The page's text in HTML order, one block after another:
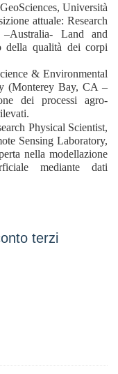
Università
attuale: Research
Land and
della qualità dei corpi
& Environmental
(Monterey Bay, CA –
dei processi agro-
Physical Scientist,
Sensing Laboratory,
nella modellazione
mediante dati
terzi